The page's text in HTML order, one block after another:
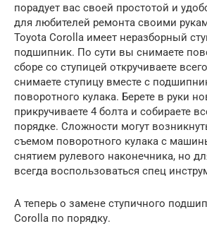
порадует вас своей простотой и
для любителей ремонта своими
Toyota Corolla имеет неразборный
подшипник. По сути вы снимаете
сборе со ступицей откручиваете
снимаете ступицу вместе с
поворотного кулака. Берете в руки
прикручиваете 4 болта и собираете
порядке. Сложности могут
съемом поворотного кулака с
снятием рулевого наконечника, но
всегда воспользоваться спец
А теперь о замене ступичного
Corolla по порядку.